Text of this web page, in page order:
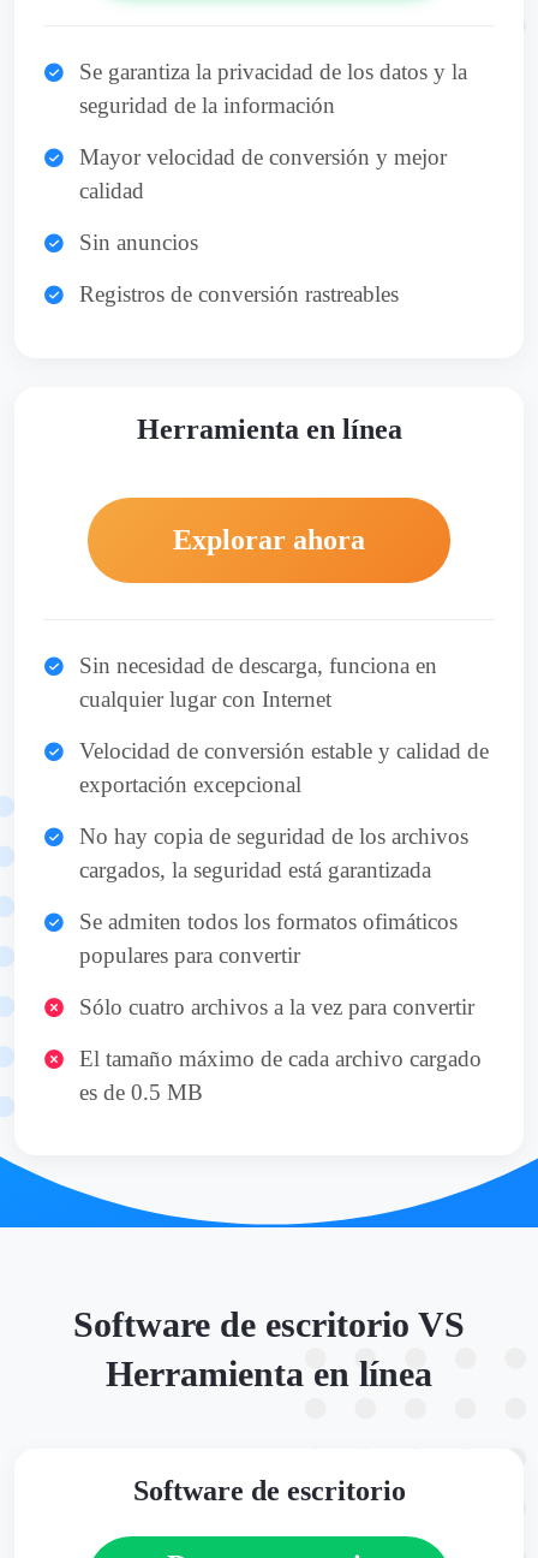
Se garantiza la privacidad de los datos y la
seguridad de la información
Mayor velocidad de conversión y mejor
calidad
Sin anuncios
Registros de conversión rastreables
Herramienta en línea
Explorar ahora
Sin necesidad de descarga, funciona en
cualquier lugar con Internet
Velocidad de conversión estable y calidad de
exportación excepcional
No hay copia de seguridad de los archivos
cargados, la seguridad está garantizada
Se admiten todos los formatos ofimáticos
populares para convertir
Sólo cuatro archivos a la vez para convertir
El tamaño máximo de cada archivo cargado
es de 0.5 MB
Software de escritorio VS
Herramienta en línea
Software de escritorio